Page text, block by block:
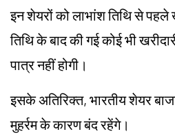
इन शेयरों को लाभांश तिथि से पहले
तिथि के बाद की गई कोई भी
पात्र नहीं होगी।
इसके अतिरिक्त, भारतीय शेयर
मुहर्रम के कारण बंद रहेंगे।